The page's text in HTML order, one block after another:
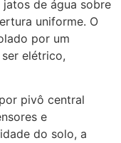
de água sobre
uniforme. O
por um
elétrico,
pivô central
e
do solo, a